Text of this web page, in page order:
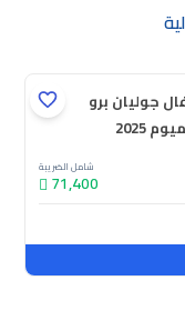
جوليان برو
2025
شامل الضريبة
71,400